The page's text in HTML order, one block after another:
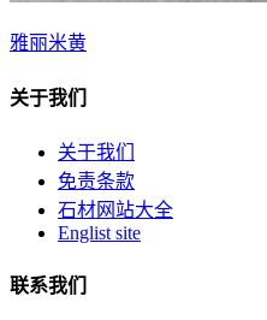
雅丽米黄
关于我们
关于我们
免责条款
石材网站大全
Englist site
联系我们